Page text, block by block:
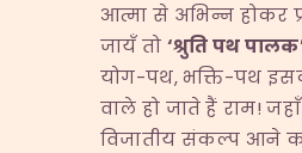
आत्मा से अभिन्न होकर
जायँ तो ‘श्रुतिपथपालक
योग-पथ, भक्ति-पथ
वाले हो जाते हैं राम!
विजातीय संकल्प आने